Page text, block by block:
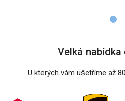
Velká nabídka
U kterých vám ušetříme až